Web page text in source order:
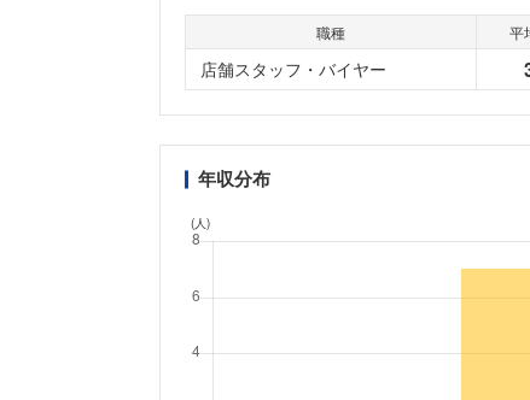
職種 平
店舗スタッフ・バイヤー
年収分布
(人)